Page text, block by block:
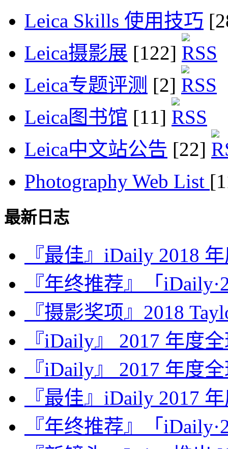
Leica Skills 使用技巧
Leica摄影展 [122]
Leica专题评测 [2]
Leica图书馆 [11]
Leica中文站公告 [22]
Photography Web List
最新日志
『最佳』iDaily 2018
『年终推荐』「
『摄影奖项』2018
『iDaily』 2017 年度
『iDaily』 2017 年度
『最佳』iDaily 2017
『年终推荐』「